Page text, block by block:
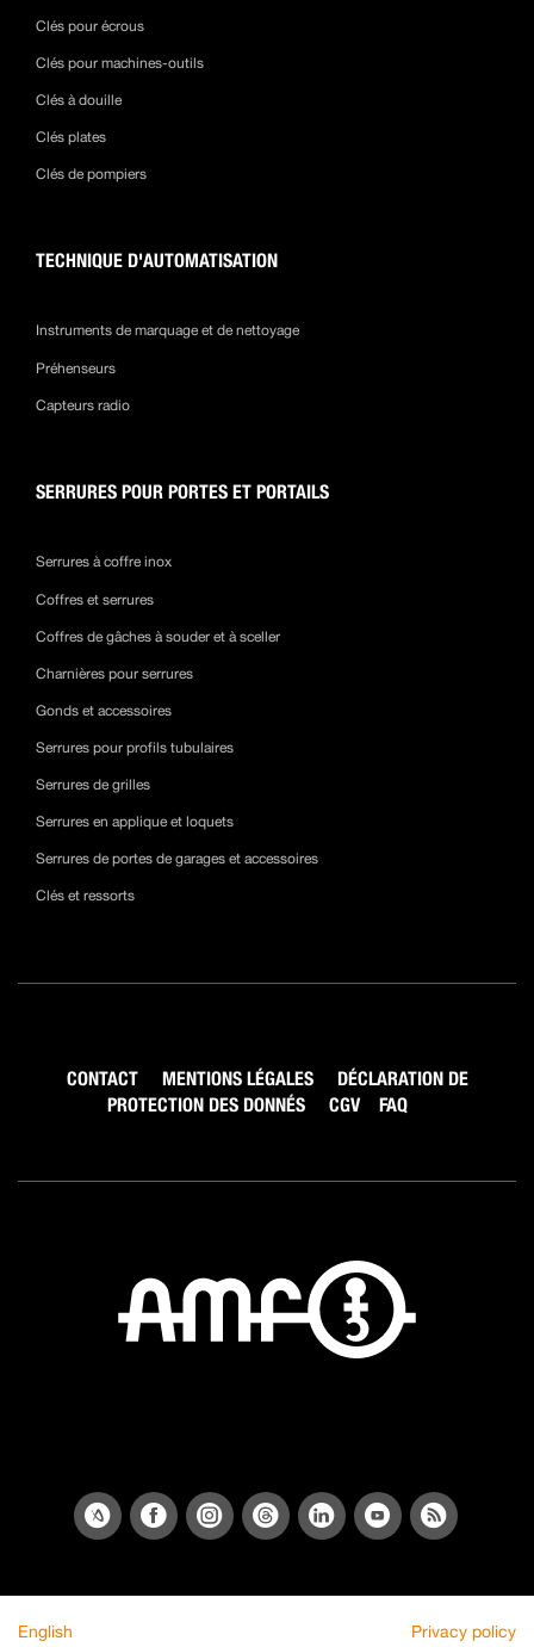
Clés pour écrous
Clés pour machines-outils
Clés à douille
Clés plates
Clés de pompiers
TECHNIQUE D'AUTOMATISATION
Instruments de marquage et de nettoyage
Préhenseurs
Capteurs radio
SERRURES POUR PORTES ET PORTAILS
Serrures à coffre inox
Coffres et serrures
Coffres de gâches à souder et à sceller
Charnières pour serrures
Gonds et accessoires
Serrures pour profils tubulaires
Serrures de grilles
Serrures en applique et loquets
Serrures de portes de garages et accessoires
Clés et ressorts
CONTACT MENTIONS LÉGALES
DÉCLARATION DE
PROTECTION DES DONNÉS
CGV FAQ
English Privacy policy